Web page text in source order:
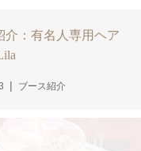
介：有名人専用ヘア
ブース紹介